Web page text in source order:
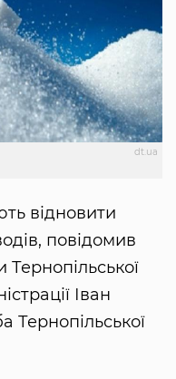
dt.ua
відновити
повідомив
Іван
Тернопільської